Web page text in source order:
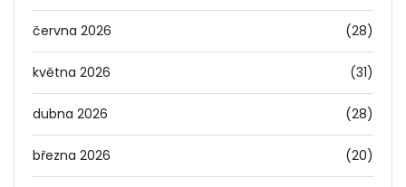
června 2026 (28)
května 2026 (31)
dubna 2026 (28)
března 2026 (20)